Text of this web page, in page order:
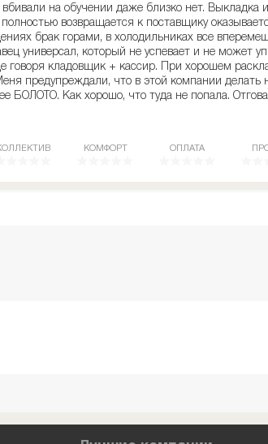
на обучении даже близко нет. Выкладка
возвращается к поставщику
брак горами, в холодильниках все
универсал, который не успевает и не может
говоря кладовщик + кассир. При хорошем
предупреждали, что в этой компании делать
БОЛОТО. Как хорошо, что туда не попала.
КОМФОРТ ОПЛАТА